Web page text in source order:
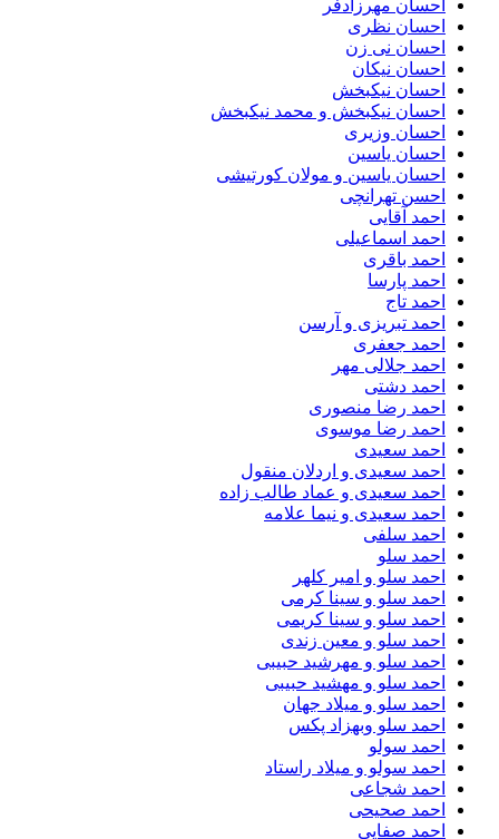
احسان مهرزادفر
احسان نظری
احسان نی زن
احسان نیکان
احسان نیکبخش
احسان نیکبخش و محمد نیکبخش
احسان وزیری
احسان یاسین
احسان یاسین و مولان کورتیشی
احسن تهرانچی
احمد آقایی
احمد اسماعیلی
احمد باقری
احمد پارسا
احمد تاج
احمد تبریزی و آرسن
احمد جعفری
احمد جلالی مهر
احمد دشتی
احمد رضا منصوری
احمد رضا موسوی
احمد سعیدی
احمد سعیدی و اردلان منقول
احمد سعیدی و عماد طالب زاده
احمد سعیدی و نیما علامه
احمد سلفی
احمد سلو
احمد سلو و امیر کلهر
احمد سلو و سینا کرمی
احمد سلو و سینا کریمی
احمد سلو و معین زندی
احمد سلو و مهرشید حبیبی
احمد سلو و مهشید حبیبی
احمد سلو و میلاد جهان
احمد سلو وبهزاد پکس
احمد سولو
احمد سولو و میلاد راستاد
احمد شجاعی
احمد صحیحی
احمد صفایی